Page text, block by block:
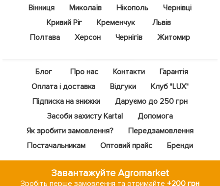
Вінниця
Миколаїв Нікополь
Чернівці
Кривий Ріг
Кременчук
Львів
Полтава
Херсон Чернігів Житомир
Блог Про нас Контакти
Гарантія
Оплата і доставка
Відгуки
Клуб "LUX"
Підписка на знижки
Даруємо до 250 грн
Засоби захисту Kartal
Допомога
Як зробити замовлення?
Передзамовлення
Постачальникам
Оптовий прайс Бренди
Завантажуйте Agromarket
Зробіть перше замовлення та отримайте+200 грн